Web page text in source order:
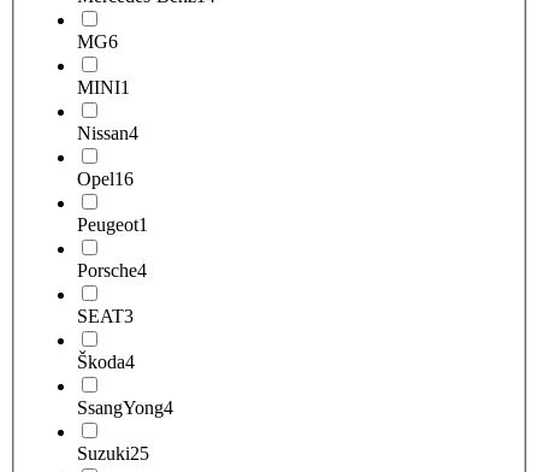
MG6
MINI1
Nissan4
Opel16
Peugeot1
Porsche4
SEAT3
Škoda4
SsangYong4
Suzuki25